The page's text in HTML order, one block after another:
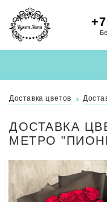
Доставка цветов
ДОСТАВКА
МЕТРО